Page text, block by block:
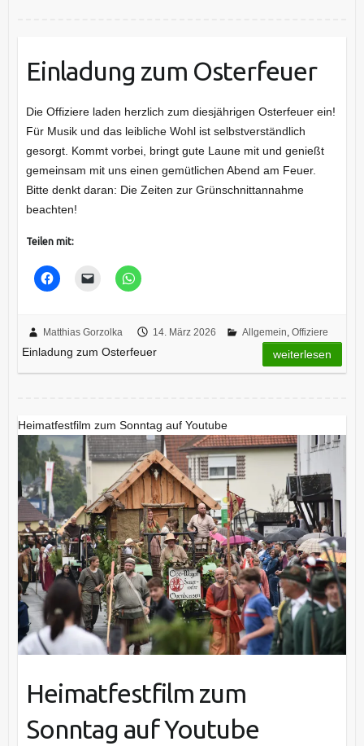
Einladung zum Osterfeuer
Die Offiziere laden herzlich zum diesjährigen Osterfeuer ein!
Für Musik und das leibliche Wohl ist selbstverständlich
gesorgt. Kommt vorbei, bringt gute Laune mit und genießt
gemeinsam mit uns einen gemütlichen Abend am Feuer.
Bitte denkt daran: Die Zeiten zur Grünschnittannahme
beachten!
Teilen mit:
Matthias Gorzolka 14. März 2026 Allgemein, Offiziere
Einladung zum Osterfeuer weiterlesen
Heimatfestfilm zum Sonntag auf Youtube
Heimatfestfilm zum
Sonntag auf Youtube